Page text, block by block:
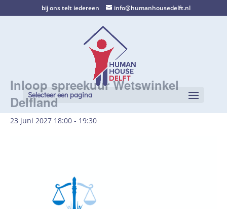
bij ons telt iedereen info@humanhousedelft.nl
Selecteer een pagina
Inloop spreekuur Wetswinkel
Delfland
23 juni 2027 18:00 - 19:30